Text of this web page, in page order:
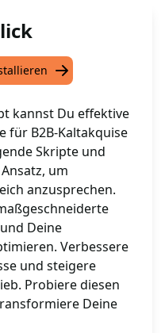
kannst Du effektive
für B2B-Kaltakquise
Skripte und
um
anzusprechen.
Deine
Verbessere
und steigere
Probiere diesen
Deine